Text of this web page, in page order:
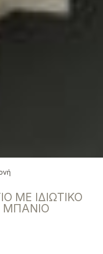
ΜΕ ΙΔΙΩΤΙΚΌ
ΜΠΆΝΙΟ